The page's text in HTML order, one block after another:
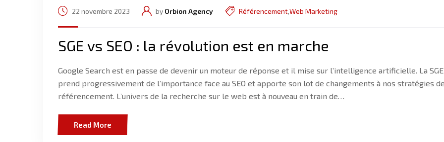
22 novembre 2023 by Orbion Agency Référencement,Web Marketing
SGE vs SEO : la révolution est en marche
Google Search est en passe de devenir un moteur de réponse et il mise sur l’intelligence artificielle. La SGE
prend progressivement de l’importance face au SEO et apporte son lot de changements à nos stratégies
référencement. L’univers de la recherche sur le web est à nouveau en train de…
Read More